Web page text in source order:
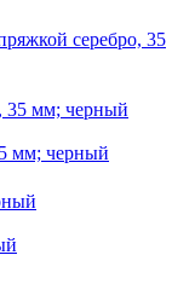
серебро, 35
мм; черный